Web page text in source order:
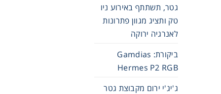
גטר, תשתתף באירוע ניו
טק ותציג מגוון פתרונות
לאנרגיה ירוקה
ביקורת: Gamdias
Hermes P2 RGB
ג'יג'י ירום מקבוצת גטר